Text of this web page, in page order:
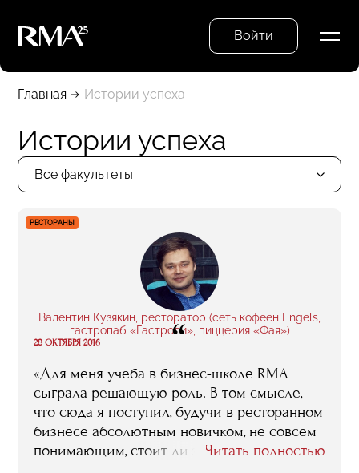
Войти
Главная Истории успеха
Истории успеха
Все факультеты
РЕСТОРАНЫ
Валентин Кузякин, ресторатор (сеть кофеен Engels,
гастропаб «Гастроли», пиццерия «Фая»)
“
28 ОКТЯБРЯ 2016
«Для меня учеба в бизнес-школе RMA
сыграла решающую роль. В том смысле,
что сюда я поступил, будучи в ресторанном
бизнесе абсолютным новичком, не совсем
понимающим, стоит ли этим делом вообще
Читать полностью